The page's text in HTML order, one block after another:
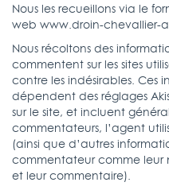
Nous les recueillons via le
web www.droin-chevallier-
Nous récoltons des
commentent sur les sites
contre les indésirables. Ces
dépendent des réglages
sur le site, et incluent
commentateurs, l’agent
(ainsi que d’autres
commentateur comme leur
et leur commentaire).